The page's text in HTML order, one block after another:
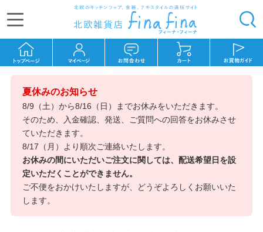
夏休みのお知らせ
8/9（土）から8/16（日）までお休みをいただきます。
そのため、入金確認、発送、ご質問への回答をお休みさせ
ていただきます。
8/17（月）より順次ご連絡いたします。
お休みの間にいただいご注文に関しては、配送希望日を設
定いただくことができません。
ご不便をおかけいたしますが、どうぞよろしくお願いいた
します。